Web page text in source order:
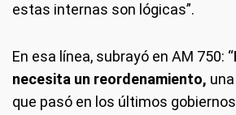
estas internas son lógicas”.
En esa línea, subrayó en AM 750: “
necesita un reordenamiento,
que pasó en los últimos